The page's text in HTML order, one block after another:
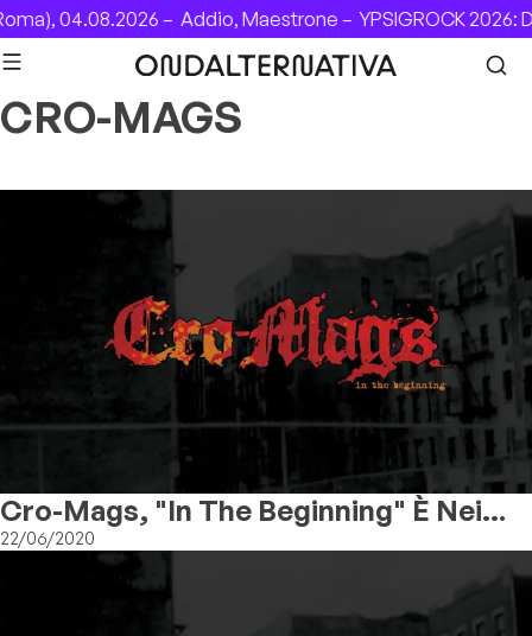
Skip to content
04.08.2026 –Addio, Maestrone –YPSIGROCK 2026: DAL
CRO-MAGS
Cro-Mags, "In The Beginning" È Nei
Negozi!
22/06/2020